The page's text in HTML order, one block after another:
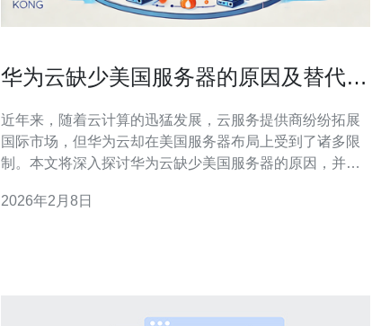
华为云缺少美国服务器的原因及替代方
近年来，随着云计算的迅猛发展，云服务提供商纷纷拓展
国际市场，但华为云却在美国服务器布局上受到了诸多限
制。本文将深入探讨华为云缺少美国服务器的原因，并提
择合适的云服务。 华为云在美国市场的发展受到了一系列
2026年2月8日